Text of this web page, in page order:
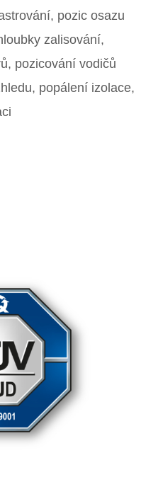
pozic osazu
zalisování,
pozicování vodičů
popálení izolace,